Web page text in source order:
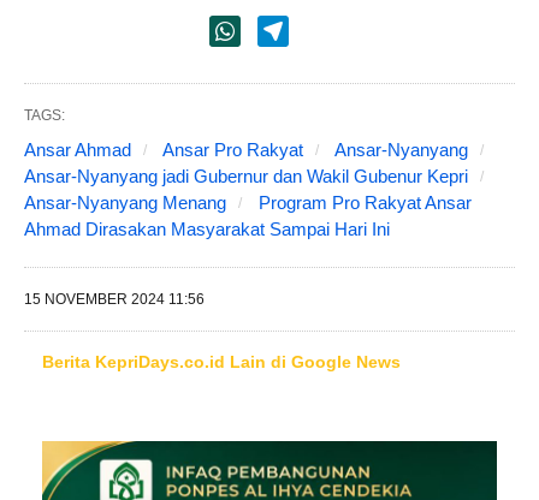
TAGS:
Ansar Ahmad Ansar Pro Rakyat
Ansar-Nyanyang
Ansar-Nyanyang jadi Gubernur dan Wakil Gubenur Kepri
Ansar-Nyanyang Menang
Program Pro Rakyat Ansar
Ahmad Dirasakan Masyarakat Sampai Hari Ini
15 NOVEMBER 2024 11:56
Berita KepriDays.co.id Lain di Google News